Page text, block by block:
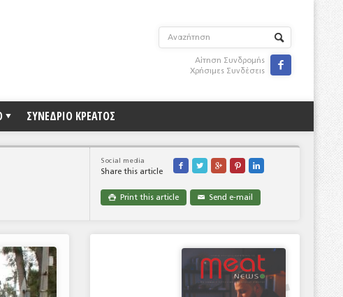
Αίτηση Συνδρομής
Χρήσιμες Συνδέσεις

ΣΥΝΕΔΡΙΟ ΚΡΕΑΤΟΣ
Social media
Share this article
    
 Print this article ✉ Send e-mail